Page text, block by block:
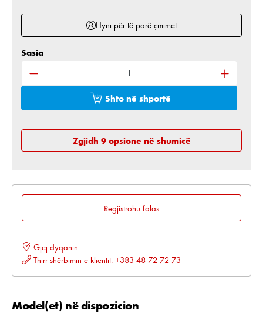
Hyni për të parë çmimet
Sasia e produktit: Shkruani sasinë e dëshiruar
Sasia
Shto në shportë
Zgjidh 9 opsione në shumicë
Regjistrohu falas
Gjej dyqanin
Thirr shërbimin e klientit: +383 48 72 72 73
Model(et) në dispozicion